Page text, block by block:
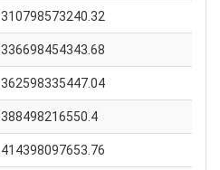
310798573240.32
336698454343.68
362598335447.04
388498216550.4
414398097653.76